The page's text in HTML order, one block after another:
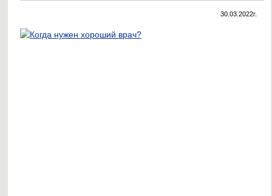
30.03.2022г.